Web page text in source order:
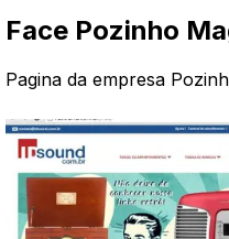
Face Pozinho
Pagina da empresa